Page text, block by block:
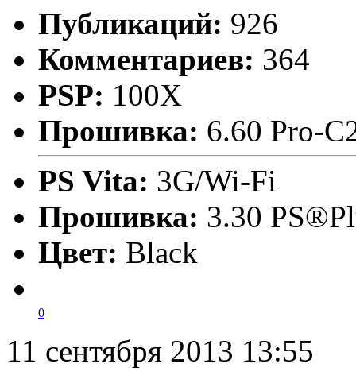
Публикаций: 926
Комментариев: 364
PSP: 100X
Прошивка: 6.60 Pro-
PS Vita: 3G/Wi-Fi
Прошивка: 3.30
Цвет: Black
0
11 сентября 2013 13:55